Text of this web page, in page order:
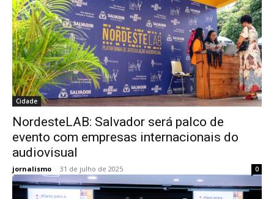
Cidade
NordesteLAB: Salvador será palco de
evento com empresas internacionais do
audiovisual
jornalismo - 31 de julho de 2025 0